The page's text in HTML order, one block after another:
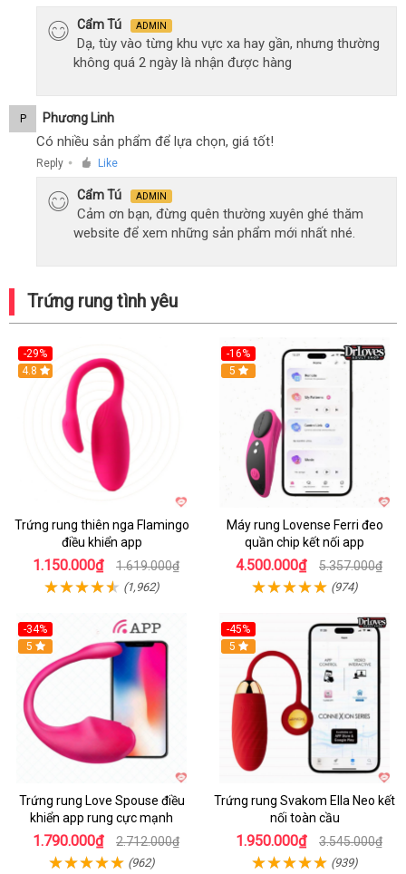
Cẩm Tú ADMIN
Dạ, tùy vào từng khu vực xa hay gần, nhưng thường
không quá 2 ngày là nhận được hàng
P Phương Linh
Có nhiều sản phẩm để lựa chọn, giá tốt!
Reply ● Like
Cẩm Tú ADMIN
Cảm ơn bạn, đừng quên thường xuyên ghé thăm
website để xem những sản phẩm mới nhất nhé.
Trứng rung tình yêu
-29%
Hot
4.8
Trứng rung thiên nga Flamingo
điều khiển app
1.150.000₫ 1.619.000₫
(1,962)
-16%
Hot
5
Máy rung Lovense Ferri đeo
quần chip kết nối app
4.500.000₫ 5.357.000₫
(974)
-34%
5
Trứng rung Love Spouse điều
khiển app rung cực mạnh
1.790.000₫ 2.712.000₫
(962)
-45%
Hot
5
Trứng rung Svakom Ella Neo kết
nối toàn cầu
1.950.000₫ 3.545.000₫
(939)